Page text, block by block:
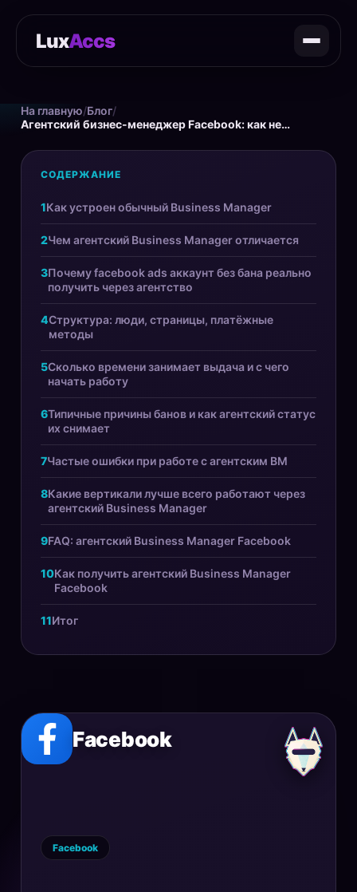
LuxAccs
На главную/Блог/
Агентский бизнес-менеджер Facebook: как не банят
Facebook
Facebook
СОДЕРЖАНИЕ
Как устроен обычный Business Manager
Чем агентский Business Manager отличается
Почему facebook ads аккаунт без бана реально
получить через агентство
Структура: люди, страницы, платёжные
методы
Сколько времени занимает выдача и с чего
начать работу
Типичные причины банов и как агентский статус
их снимает
Частые ошибки при работе с агентским BM
Какие вертикали лучше всего работают через
агентский Business Manager
FAQ: агентский Business Manager Facebook
Как получить агентский Business Manager
Facebook
Итог